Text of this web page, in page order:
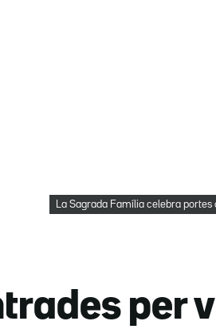
La Sagrada Família celebra
per